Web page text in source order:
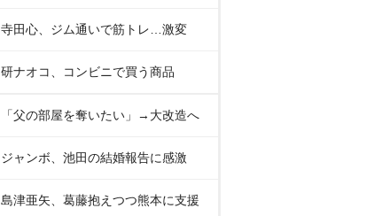
寺田心、ジム通いで筋トレ…激変
研ナオコ、コンビニで買う商品
「父の部屋を奪いたい」→大改造へ
ジャンボ、池田の結婚報告に感激
島津亜矢、葛藤抱えつつ熊本に支援